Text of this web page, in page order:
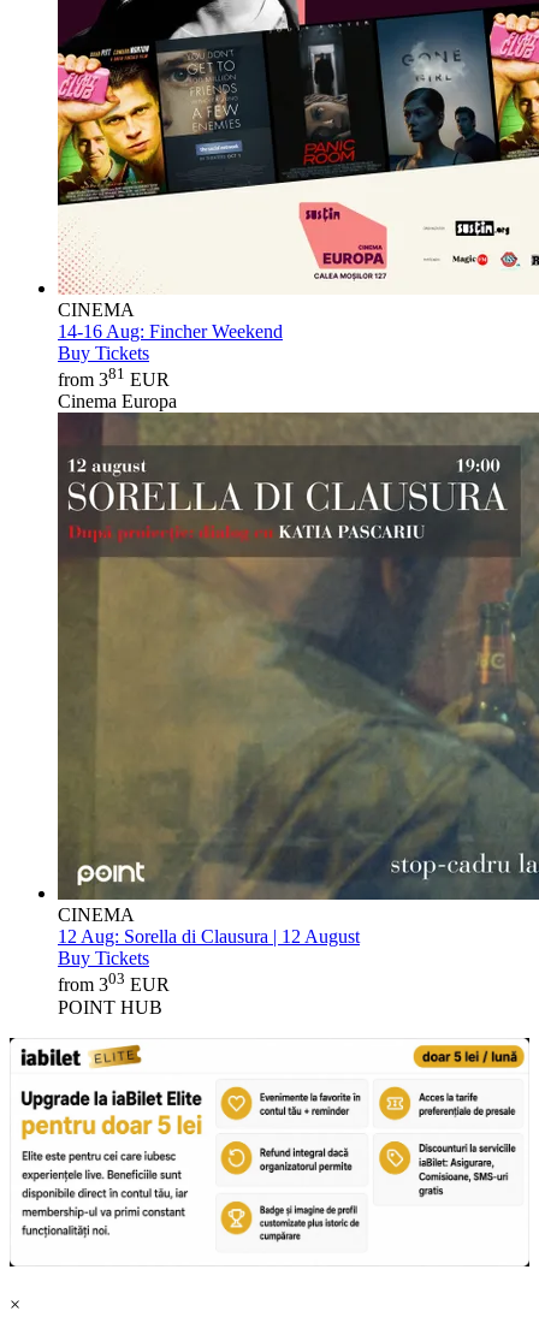
CINEMA
14-16 Aug: Fincher Weekend
Buy Tickets
from 381 EUR
Cinema Europa
CINEMA
12 Aug: Sorella di Clausura | 12 August
Buy Tickets
from 303 EUR
POINT HUB
×